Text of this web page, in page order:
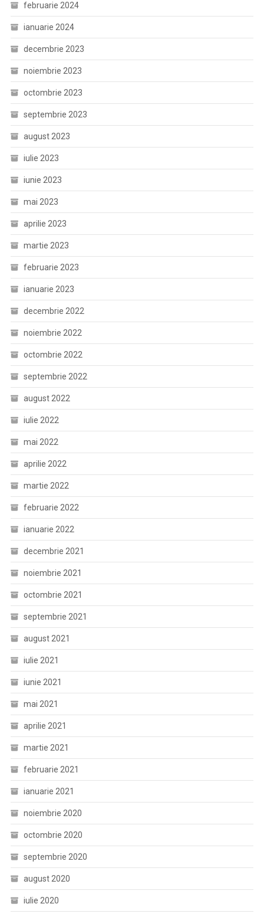
februarie 2024
ianuarie 2024
decembrie 2023
noiembrie 2023
octombrie 2023
septembrie 2023
august 2023
iulie 2023
iunie 2023
mai 2023
aprilie 2023
martie 2023
februarie 2023
ianuarie 2023
decembrie 2022
noiembrie 2022
octombrie 2022
septembrie 2022
august 2022
iulie 2022
mai 2022
aprilie 2022
martie 2022
februarie 2022
ianuarie 2022
decembrie 2021
noiembrie 2021
octombrie 2021
septembrie 2021
august 2021
iulie 2021
iunie 2021
mai 2021
aprilie 2021
martie 2021
februarie 2021
ianuarie 2021
noiembrie 2020
octombrie 2020
septembrie 2020
august 2020
iulie 2020